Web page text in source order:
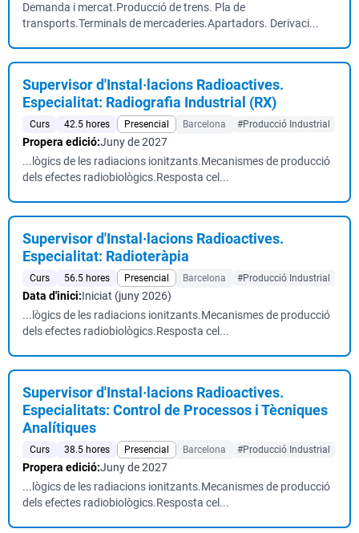
Demanda i mercat.Producció de trens. Pla de
transports.Terminals de mercaderies.Apartadors. Derivaci...
Supervisor d'Instal·lacions Radioactives.
Especialitat: Radiografia Industrial (RX)
Curs 42.5 hores Presencial Barcelona #Producció Industrial
Propera edició:Juny de 2027
...lògics de les radiacions ionitzants.Mecanismes de producció
dels efectes radiobiològics.Resposta cel...
Supervisor d'Instal·lacions Radioactives.
Especialitat: Radioteràpia
Curs 56.5 hores Presencial Barcelona #Producció Industrial
Data d'inici:Iniciat (juny 2026)
...lògics de les radiacions ionitzants.Mecanismes de producció
dels efectes radiobiològics.Resposta cel...
Supervisor d'Instal·lacions Radioactives.
Especialitats: Control de Processos i Tècniques
Analítiques
Curs 38.5 hores Presencial Barcelona #Producció Industrial
Propera edició:Juny de 2027
...lògics de les radiacions ionitzants.Mecanismes de producció
dels efectes radiobiològics.Resposta cel...